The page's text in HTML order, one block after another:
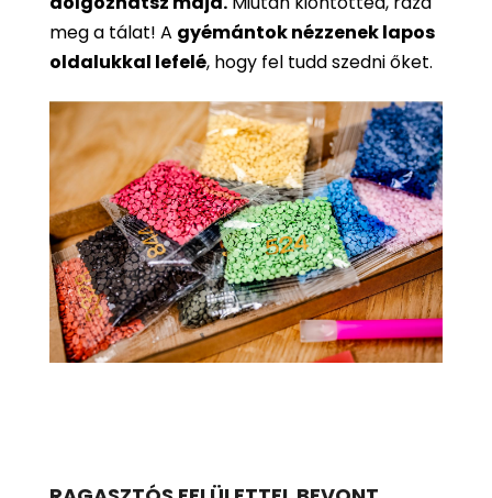
meg a tálat! A gyémántok nézzenek lapos
oldalukkal lefelé, hogy fel tudd szedni őket.